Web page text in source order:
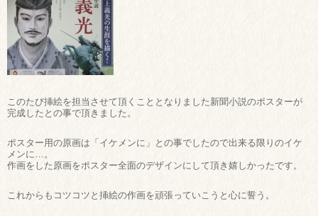
このたび挿絵を担当させて頂くこととなりました新聞小説のポスターが
完成したとの事で頂きました。
ポスター用の原画は「イケメンに」との事でしたので出来る限りのイケ
メンに…。
作画をした原画をポスター全面のデザインにして頂き嬉しかったです。
これからもコツコツと挿絵の作画を頑張っていこうと心に誓う。